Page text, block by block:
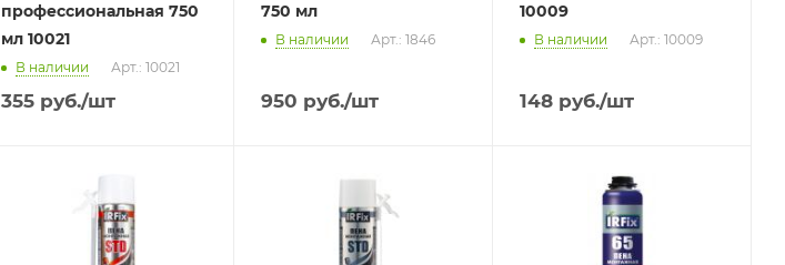
профессиональная 750
мл 10021
В наличии Арт.: 10021
355 руб./шт
750 мл
В наличии Арт.: 1846
950 руб./шт
10009
В наличии Арт.: 10009
148руб./шт